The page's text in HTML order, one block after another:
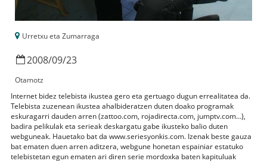
Urretxu eta Zumarraga
2008/09/23
Otamotz
Internet bidez telebista ikustea gero eta gertuago dugun errealitatea da.
Telebista zuzenean ikustea ahalbideratzen duten doako programak
eskuragarri dauden arren (zattoo.com, rojadirecta.com, jumptv.com…),
badira pelikulak eta serieak deskargatu gabe ikusteko balio duten
webguneak. Hauetako bat da www.seriesyonkis.com. Izenak beste gauza
bat ematen duen arren aditzera, webgune honetan espainiar estatuko
telebistetan egun ematen ari diren serie mordoxka baten kapituluak